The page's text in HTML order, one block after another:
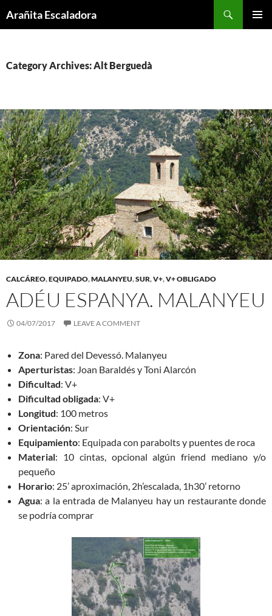
toArañita Escaladora
Category Archives: Alt Berguedà
CALCÁREO,EQUIPADO,MALANYEU,SUR,V+,V+ OBLIGADO
ADÉU ESPANYA. MALANYEU
04/07/2017 LEAVE A COMMENT
Zona: Pared del Devessó. Malanyeu
Aperturistas: Joan Baraldés y Toni Alarcón
Dificultad: V+
Dificultad obligada: V+
Longitud: 100 metros
Orientación: Sur
Equipamiento: Equipada con parabolts y puentes de roca
Material: 10 cintas, opcional algún friend mediano y/o
pequeño
Horario: 25’ aproximación, 2h’escalada, 1h30’ retorno
Agua: a la entrada de Malanyeu hay un restaurante donde
se podría comprar